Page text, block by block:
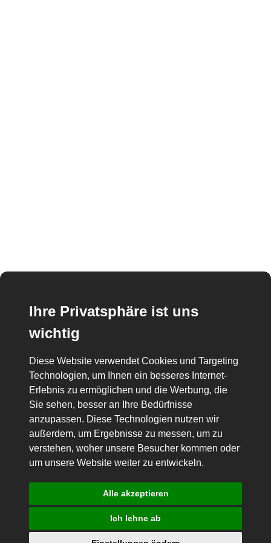
Ihre Privatsphäre ist uns
wichtig
Diese Website verwendet Cookies und Targeting
Technologien, um Ihnen ein besseres Internet-
Erlebnis zu ermöglichen und die Werbung, die
Sie sehen, besser an Ihre Bedürfnisse
anzupassen. Diese Technologien nutzen wir
außerdem, um Ergebnisse zu messen, um zu
verstehen, woher unsere Besucher kommen oder
um unsere Website weiter zu entwickeln.
Alle akzeptieren
Ich lehne ab